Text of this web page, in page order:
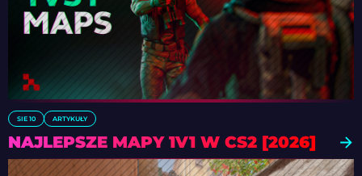
SIE 10 ARTYKUŁY
NAJLEPSZE MAPY 1V1 W CS2 [2026]